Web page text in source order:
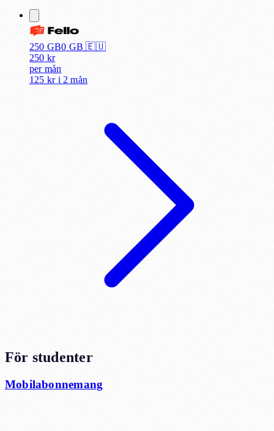
250 GB0 GB 🇪🇺
250 kr
per mån
125 kr i 2 mån
För studenter
Mobilabonnemang